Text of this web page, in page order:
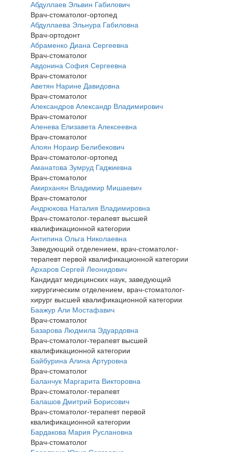
Абдуллаев Эльвин Габилович
Врач-стоматолог-ортопед
Абдуллаева Эльнура Габиловна
Врач-ортодонт
Абраменко Диана Сергеевна
Врач-стоматолог
Авдонина София Сергеевна
Врач-стоматолог
Аветян Нарине Давидовна
Врач-стоматолог
Александров Александр Владимирович
Врач-стоматолог
Аленева Елизавета Алексеевна
Врач-стоматолог
Алоян Нораир Белибекович
Врач-стоматолог-ортопед
Аманатова Зумруд Гаджиевна
Врач-стоматолог
Амирханян Владимир Мишаевич
Врач-стоматолог
Андрюкова Наталия Владимировна
Врач-стоматолог-терапевт высшей
квалификационной категории
Антипина Ольга Николаевна
Заведующий отделением, врач-стоматолог-
терапевт первой квалификационной категории
Архаров Сергей Леонидович
Кандидат медицинских наук, заведующий
хирургическим отделением, врач-стоматолог-
хирург высшей квалификационной категории
Баажур Али Мостафавич
Врач-стоматолог
Базарова Людмила Эдуардовна
Врач-стоматолог-терапевт высшей
квалификационной категории
Байбурина Алина Артуровна
Врач-стоматолог
Баланчук Маргарита Викторовна
Врач-стоматолог-терапевт
Балашов Дмитрий Борисович
Врач-стоматолог-терапевт первой
квалификационной категории
Бардакова Мария Руслановна
Врач-стоматолог